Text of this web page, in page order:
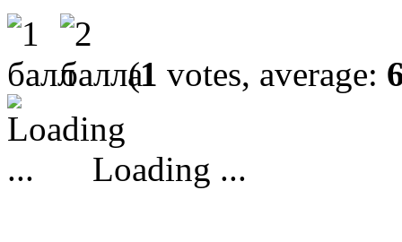
(1 votes, average:
Loading ...